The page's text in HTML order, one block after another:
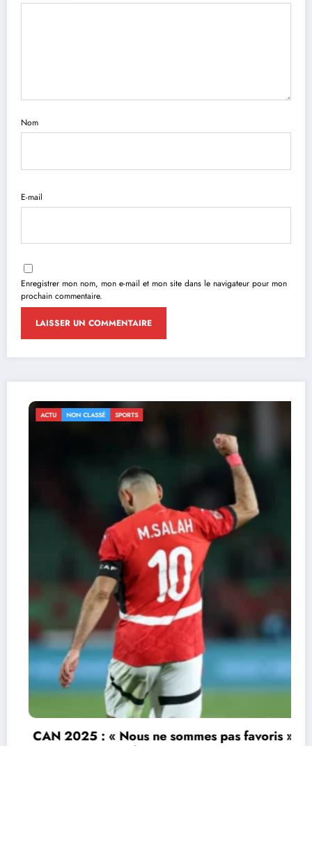
Nom
E-mail
Enregistrer mon nom, mon e-mail et mon site dans le navigateur pour mon
prochain commentaire.
ACTU NON CLASSÉ SPORTS
CAN 2025 : « Nous ne sommes pas favoris »